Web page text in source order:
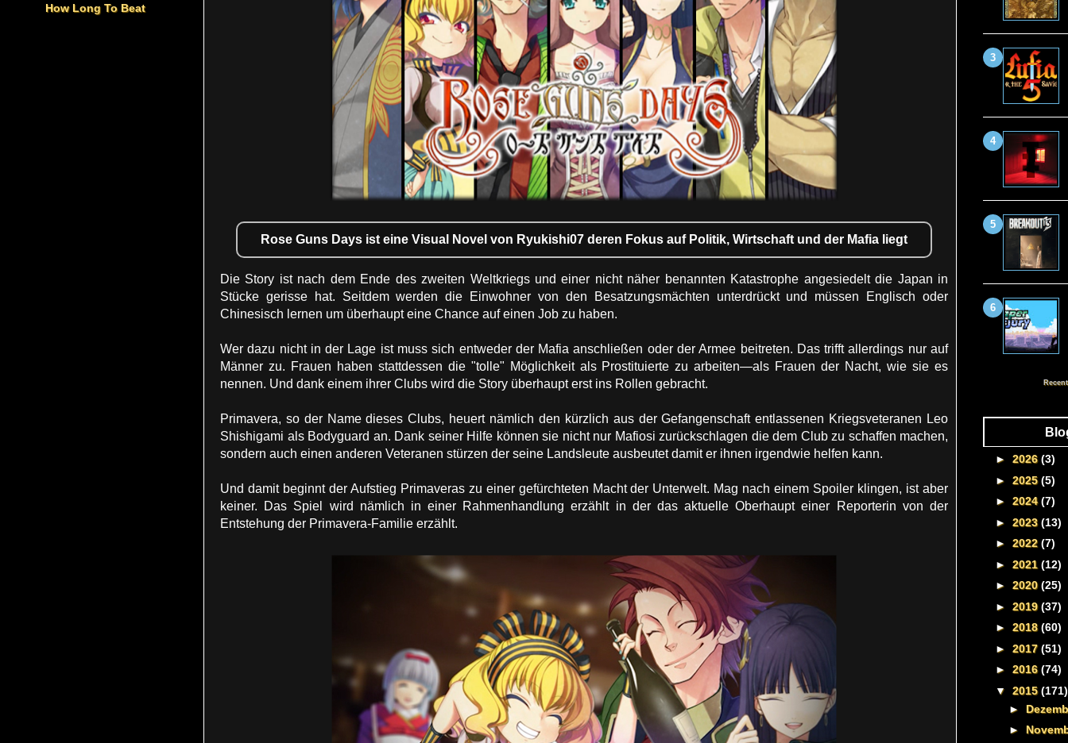
Rose Guns Days ist eine Visual Novel von Ryukishi07 deren Fokus auf Politik, Wirtschaft und der Mafia liegt
Die Story ist nach dem Ende des zweiten Weltkriegs und einer nicht näher benannten Katastrophe angesiedelt die Japan in
Stücke gerisse hat. Seitdem werden die Einwohner von den Besatzungsmächten unterdrückt und müssen Englisch oder
Chinesisch lernen um überhaupt eine Chance auf einen Job zu haben.
Wer dazu nicht in der Lage ist muss sich entweder der Mafia anschließen oder der Armee beitreten. Das trifft allerdings nur auf
Männer zu. Frauen haben stattdessen die "tolle" Möglichkeit als Prostituierte zu arbeiten—als Frauen der Nacht, wie sie es
nennen. Und dank einem ihrer Clubs wird die Story überhaupt erst ins Rollen gebracht.
Primavera, so der Name dieses Clubs, heuert nämlich den kürzlich aus der Gefangenschaft entlassenen Kriegsveteranen Leo
Shishigami als Bodyguard an. Dank seiner Hilfe können sie nicht nur Mafiosi zurückschlagen die dem Club zu schaffen machen,
sondern auch einen anderen Veteranen stürzen der seine Landsleute ausbeutet damit er ihnen irgendwie helfen kann.
Und damit beginnt der Aufstieg Primaveras zu einer gefürchteten Macht der Unterwelt. Mag nach einem Spoiler klingen, ist aber
keiner. Das Spiel wird nämlich in einer Rahmenhandlung erzählt in der das aktuelle Oberhaupt einer Reporterin von der
Entstehung der Primavera-Familie erzählt.
How Long To Beat
► 2026(3)
► 2025(5)
► 2024(7)
► 2023(13)
► 2022 (7)
► 2021 (12)
► 2020(25)
► 2019(37)
► 2018(60)
► 2017(51)
► 2016(74)
▼ 2015(171)
►
►